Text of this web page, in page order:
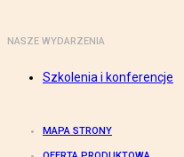
NASZE WYDARZENIA
Szkolenia i konferencje
MAPA STRONY